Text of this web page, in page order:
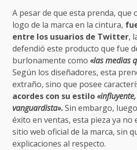
A pesar de que esta prenda, que
logo de la marca en la cintura,
entre los usuarios de Twitter,
defendió este producto que fue
burlonamente como «las medias
Según los diseñadores, esta
extraño, sino que posee
acordes con su estilo
vanguardista».Sin embargo,
éxito en ventas, esta pieza ya no
sitio web oficial de la marca, sin
explicaciones al respecto.